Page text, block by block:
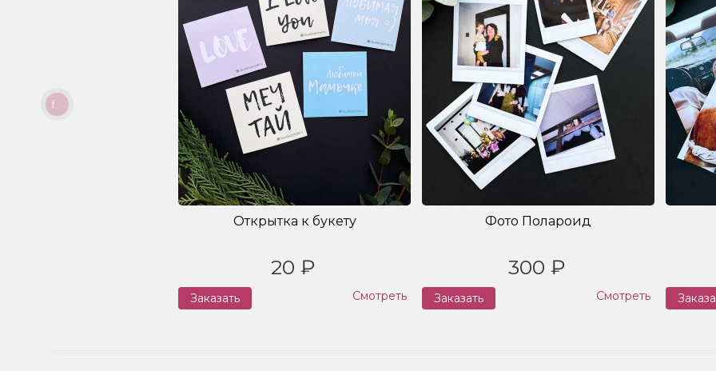
Открытка к букету
20 ₽
Заказать Смотреть
Фото Полароид
300 ₽
Заказать Смотреть